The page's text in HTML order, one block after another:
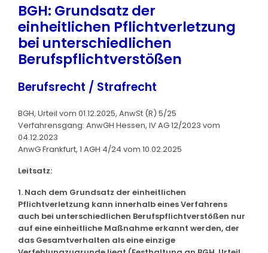
BGH: Grundsatz der
einheitlichen Pflichtverletzung
bei unterschiedlichen
Berufspflichtverstößen
Berufsrecht / Strafrecht
BGH, Urteil vom 01.12.2025, AnwSt (R) 5/25
Verfahrensgang: AnwGH Hessen, IV AG 12/2023 vom
04.12.2023
AnwG Frankfurt, 1 AGH 4/24 vom 10.02.2025
Leitsatz:
1. Nach dem Grundsatz der einheitlichen
Pflichtverletzung kann innerhalb eines Verfahrens
auch bei unterschiedlichen Berufspflichtverstößen nur
auf eine einheitliche Maßnahme erkannt werden, der
das Gesamtverhalten als eine einzige